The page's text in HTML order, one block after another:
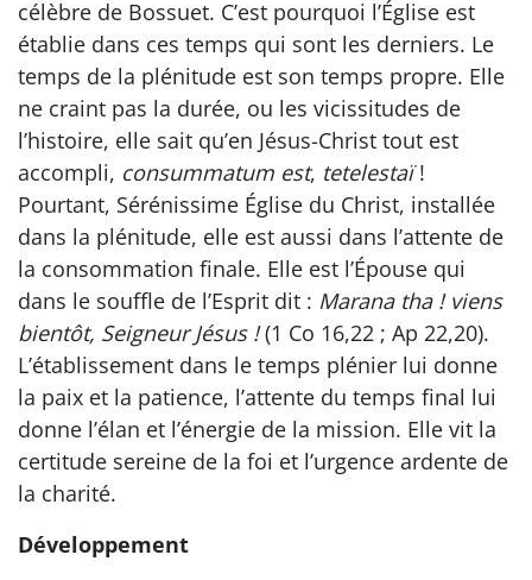
célèbre de Bossuet. C’est pourquoi l’Église est
établie dans ces temps qui sont les derniers. Le
temps de la plénitude est son temps propre. Elle
ne craint pas la durée, ou les vicissitudes de
l’histoire, elle sait qu’en Jésus-Christ tout est
accompli, consummatum est, tetelestaï!
Pourtant, Sérénissime Église du Christ, installée
dans la plénitude, elle est aussi dans l’attente de
la consommation finale. Elle est l’Épouse qui
dans le souffle de l’Esprit dit : Marana tha ! viens
bientôt, Seigneur Jésus !(1 Co 16,22 ; Ap 22,20).
L’établissement dans le temps plénier lui donne
la paix et la patience, l’attente du temps final lui
donne l’élan et l’énergie de la mission. Elle vit la
certitude sereine de la foi et l’urgence ardente de
la charité.
Développement